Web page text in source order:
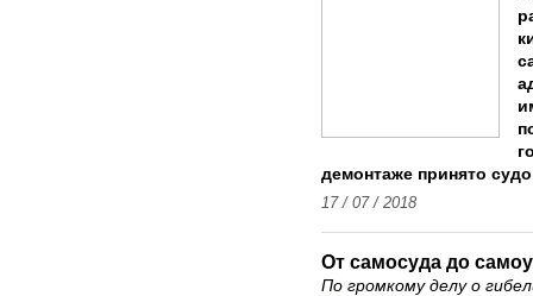
демонтаже принято
17 / 07 / 2018
От самосуда до
По громкому делу о